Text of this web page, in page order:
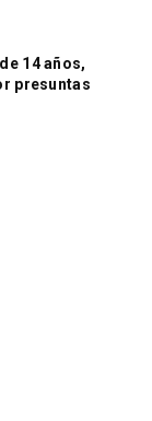
14 años,
presuntas